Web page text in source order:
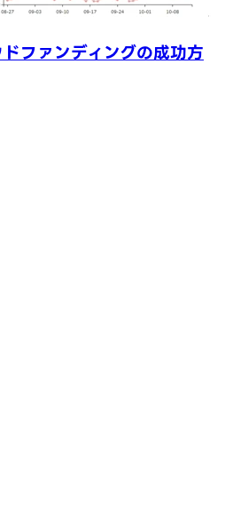
ファンディングの成功方